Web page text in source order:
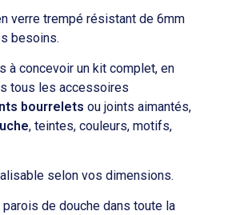
verre trempé résistant de 6mm
besoins.
à concevoir un kit complet, en
tous les accessoires
bourrelets ou joints aimantés,
, teintes, couleurs, motifs,
selon vos dimensions.
de douche dans toute la